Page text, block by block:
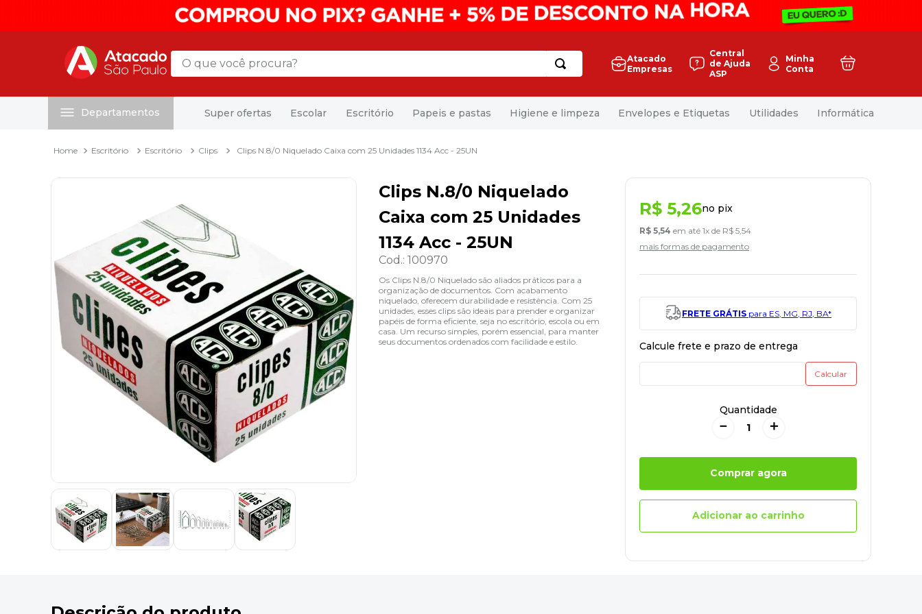
O que você procura?
Atacado
Empresas
Central
de Ajuda
ASP
Minha
Conta
Departamentos Super ofertas Escolar Escritório Papeis e pastas Higiene e limpeza Envelopes e Etiquetas Utilidades Informática
Escritório Escritório Clips Clips N.8/0 Niquelado Caixa com 25 Unidades 1134 Acc - 25UN
Clips N.8/0 Niquelado
Caixa com 25 Unidades
1134 Acc - 25UN
Cod.:100970
Os Clips N.8/0 Niquelado são aliados práticos para a
organização de documentos. Com acabamento
niquelado, oferecem durabilidade e resistência. Com 25
unidades, esses clips são ideais para prender e organizar
papéis de forma eficiente, seja no escritório, escola ou em
casa. Um recurso simples, porém essencial, para manter
seus documentos ordenados com facilidade e estilo.
R$ 5,26no pix
R$ 5,54 em até1x de R$ 5 ,54
mais formas de pagamento
FRETE GRÁTIS para ES, MG, RJ, BA*
Quantidade
＋
－
Comprar agora
Adicionar ao carrinho
mala
papel higienico
desinfetante
marca texto